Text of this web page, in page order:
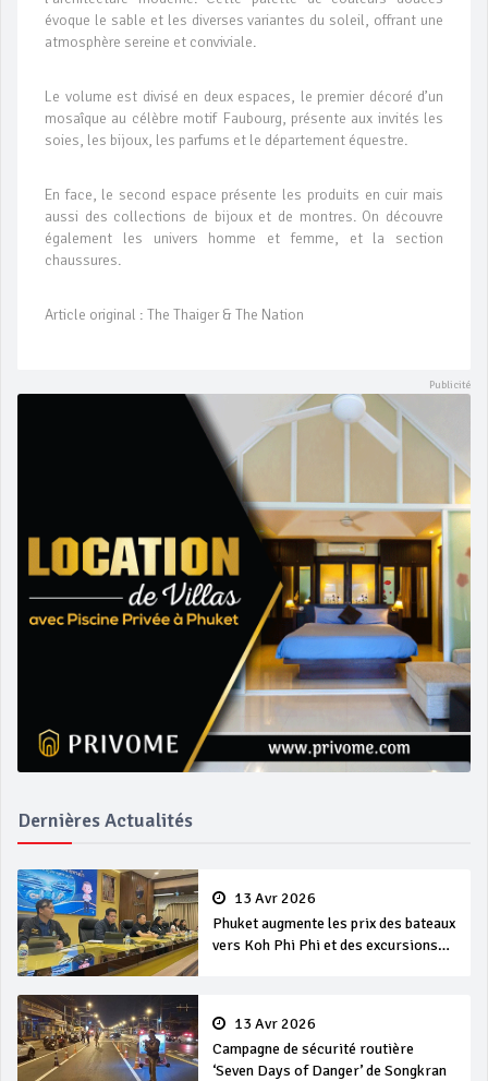
évoque le sable et les diverses variantes du soleil, offrant une
atmosphère sereine et conviviale.
Le volume est divisé en deux espaces, le premier décoré d’un
mosaîque au célèbre motif Faubourg, présente aux invités les
soies, les bijoux, les parfums et le département équestre.
En face, le second espace présente les produits en cuir mais
aussi des collections de bijoux et de montres. On découvre
également les univers homme et femme, et la section
chaussures.
Article original : The Thaiger & The Nation
Dernières Actualités
13 Avr 2026
Phuket augmente les prix des bateaux
vers Koh Phi Phi et des excursions
13 Avr 2026
Campagne de sécurité routière
‘Seven Days of Danger’ de Songkran